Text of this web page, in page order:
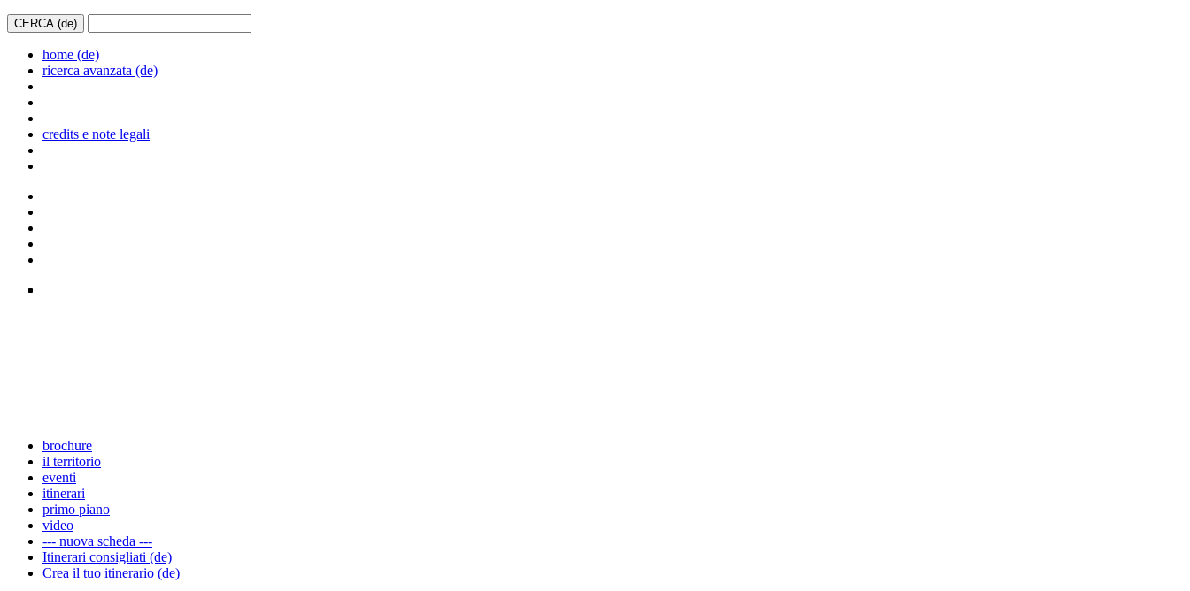
home (de)
ricerca avanzata (de)
credits e note legali
brochure
il territorio
eventi
itinerari
primo piano
video
--- nuova scheda ---
Itinerari consigliati (de)
Crea il tuo itinerario (de)